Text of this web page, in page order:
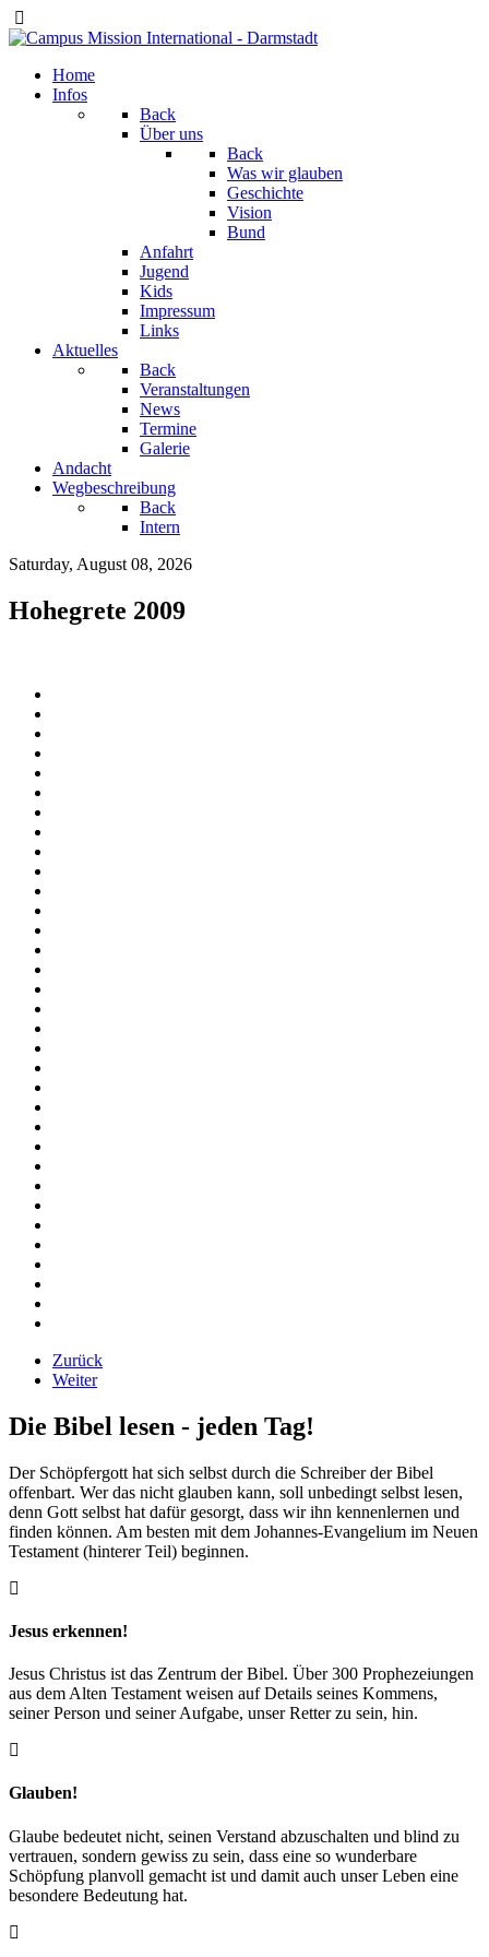
Home
Infos
Back
Über uns
Back
Was wir glauben
Geschichte
Vision
Bund
Anfahrt
Jugend
Kids
Impressum
Links
Aktuelles
Back
Veranstaltungen
News
Termine
Galerie
Andacht
Wegbeschreibung
Back
Intern
Saturday, August 08, 2026
Hohegrete 2009
Zurück
Weiter
Die Bibel lesen - jeden Tag!
Der Schöpfergott hat sich selbst durch die Schreiber der Bibel
offenbart. Wer das nicht glauben kann, soll unbedingt selbst lesen,
denn Gott selbst hat dafür gesorgt, dass wir ihn kennenlernen und
finden können. Am besten mit dem Johannes-Evangelium im Neuen
Testament (hinterer Teil) beginnen.
Jesus erkennen!
Jesus Christus ist das Zentrum der Bibel. Über 300 Prophezeiungen
aus dem Alten Testament weisen auf Details seines Kommens,
seiner Person und seiner Aufgabe, unser Retter zu sein, hin.
Glauben!
Glaube bedeutet nicht, seinen Verstand abzuschalten und blind zu
vertrauen, sondern gewiss zu sein, dass eine so wunderbare
Schöpfung planvoll gemacht ist und damit auch unser Leben eine
besondere Bedeutung hat.